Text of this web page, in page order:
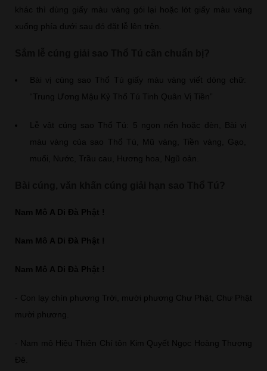
khác thì dùng giấy màu vàng gói lại hoặc lót giấy màu vàng
xuống phía dưới sau đó đặt lễ lên trên.
Bài vị cúng sao Thổ Tú giấy màu vàng viết dòng chữ:
“Trung Ương Mậu Kỷ Thổ Tú Tinh Quân Vị Tiền”
Lễ vật cúng sao Thổ Tú: 5 ngọn nến hoặc đèn, Bài vị
màu vàng của sao Thổ Tú, Mũ vàng, Tiền vàng, Gạo,
muối, Nước, Trầu cau, Hương hoa, Ngũ oản.
Nam Mô A Di Đà Phật !
Nam Mô A Di Đà Phật !
Nam Mô A Di Đà Phật !
- Con lạy chín phương Trời, mười phương Chư Phật, Chư Phật
mười phương.
- Nam mô Hiệu Thiên Chí tôn Kim Quyết Ngọc Hoàng Thượng
Đê.